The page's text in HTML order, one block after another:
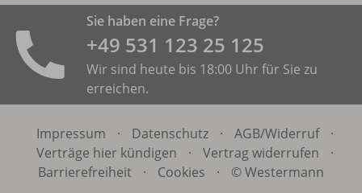
Sie haben eine Frage?
+49 531 ­123 25 125
Wir sind heute bis 18:00 Uhr für Sie zu
erreichen.
Impressum · Datenschutz · AGB/Widerruf
·
Verträge hier kündigen
· Vertrag widerrufen
·
Barrierefreiheit
· Cookies · © Westermann